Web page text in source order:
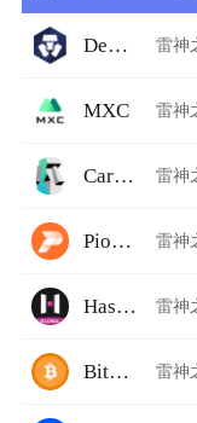
DeFi Swap
MXC
Carbon DeFi
Pionex
HashKey Global
BitFlip